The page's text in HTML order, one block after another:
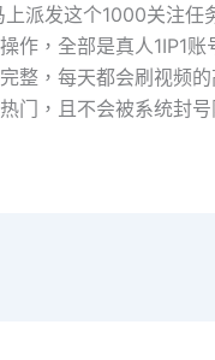
派发这个1000关注任
作，全部是真人1IP1账
整，每天都会刷视频
门，且不会被系统封